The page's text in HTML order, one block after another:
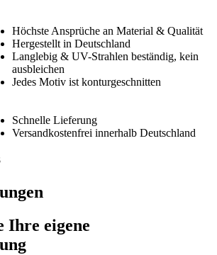
Höchste Ansprüche an Material & Qualität
Hergestellt in Deutschland
Langlebig & UV-Strahlen beständig, kein
ausbleichen
Jedes Motiv ist konturgeschnitten
Schnelle Lieferung
Versandkostenfrei innerhalb Deutschland
Ihre eigene